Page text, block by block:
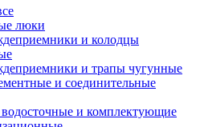
люки
и колодцы
и трапы чугунные
и соединительные
и комплектующие